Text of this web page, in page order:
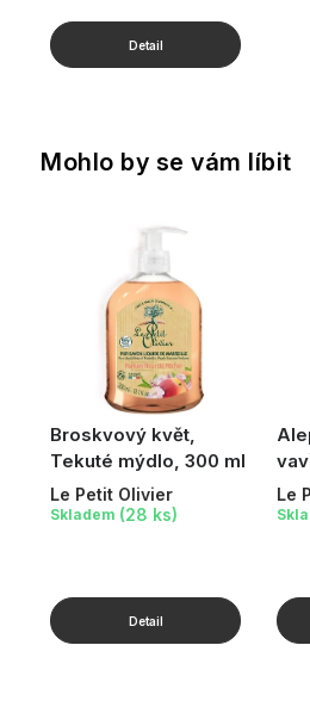
Mohlo by se vám líbit
Broskvový květ,
Tekuté mýdlo, 300 ml
Le Petit Olivier
Skladem (28 ks)
Le